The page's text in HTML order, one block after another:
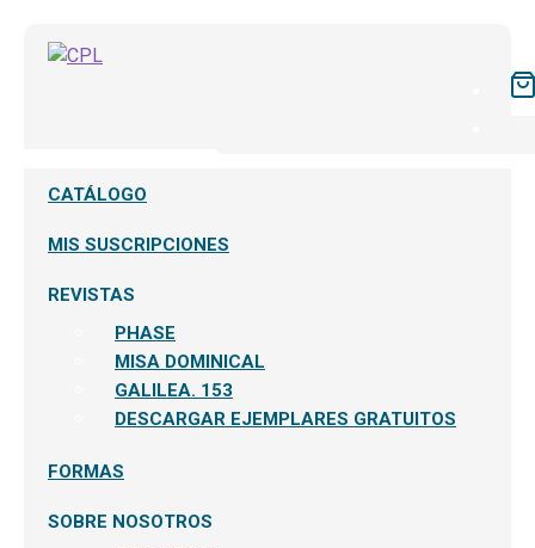
CATÁLOGO
MIS SUSCRIPCIONES
REVISTAS
PHASE
MISA DOMINICAL
GALILEA. 153
DESCARGAR EJEMPLARES GRATUITOS
FORMAS
SOBRE NOSOTROS